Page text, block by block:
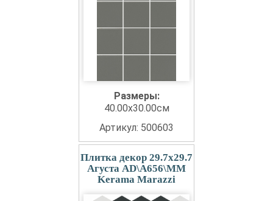
Размеры:
40.00x30.00см
Артикул: 500603
Плитка декор 29.7x29.7
Агуста AD\A656\MM
Kerama Marazzi